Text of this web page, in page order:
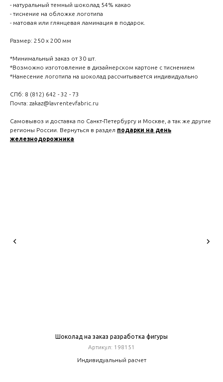
- натуральный темный шоколад 54% какао
- тиснение на обложке логотипа
- матовая или глянцевая ламинация в подарок.
Размер: 250 х 200 мм
*Минимальный заказ от 30 шт.
*Возможно изготовление в дизайнерском картоне с тиснением
*Нанесение логотипа на шоколад рассчитывается индивидуально
СПб: 8 (812) 642 - 32 - 73
Почта: zakaz@lavrentevfabric.ru
Самовывоз и доставка по Санкт-Петербургу и Москве, а так же другие
регионы России. Вернуться в раздел подарки на день
железнодорожника
Шоколад на заказ разработка фигуры
Артикул: 198151
Индивидуальный расчет